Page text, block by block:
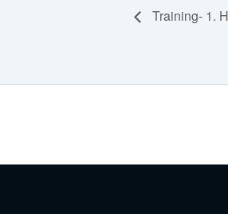
Training- 1.